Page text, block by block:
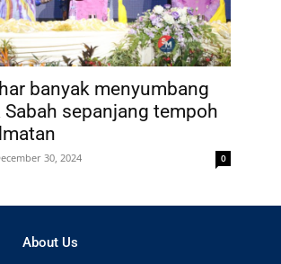
banyak menyumbang
Sabah sepanjang tempoh
30, 2024 0
About Us